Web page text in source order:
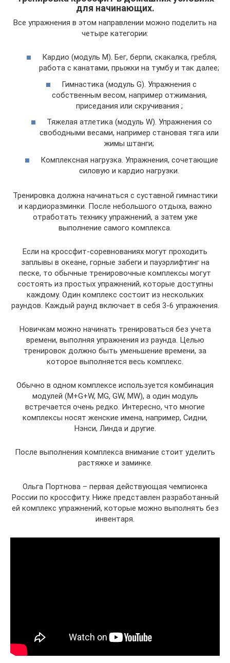
для начинающих.
Все упражнения в этом направлении можно поделить на
четыре категории:
Кардио (модуль М). Бег, берпи, скакалка, гребля,
работа с канатами, прыжки на тумбу и так далее;
Гимнастика (модуль G). Упражнения с
собственным весом, например отжимания,
приседания или скручивания ;
Тяжелая атлетика (модуль W). Упражнения со
свободными весами, например становая тяга или
жимы штанги;
Комплексная нагрузка. Упражнения, сочетающие
силовую и кардио нагрузки.
Тренировка должна начинаться с суставной гимнастики
и кардиоразминки. После небольшого отдыха, важно
отработать технику упражнений, а затем уже
выполнение самого комплекса.
Если на кроссфит-соревнованиях могут проходить
заплывы в океане, горные забеги и пауэрлифтинг на
песке, то обычные тренировочные комплексы могут
состоять из простых упражнений, которые доступны
каждому. Один комплекс состоит из нескольких
раундов. Каждый раунд включает в себя 3-6 упражнения.
Новичкам можно начинать тренироваться без учета
времени, выполняя упражнения из раунда. Целью
тренировок должно быть уменьшение времени, за
которое выполняется весь комплекс.
Обычно в одном комплексе используется комбинация
модулей (M+G+W, MG, GW, MW), а один модуль
встречается очень редко. Интересно, что многие
комплексы носят женские имена, например, Сидни,
Нэнси, Линда и другие.
После выполнения комплекса внимание стоит уделить
растяжке и заминке.
Ольга Портнова – первая действующая чемпионка
России по кроссфиту. Ниже представлен разработанный
ей комплекс упражнений, которые можно выполнять без
инвентаря.